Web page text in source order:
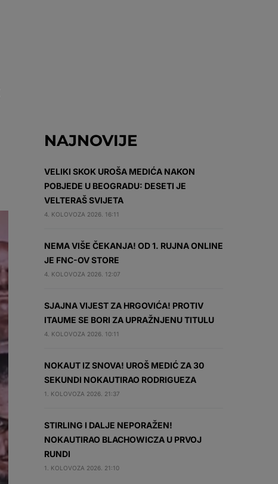
NAJNOVIJE
VELIKI SKOK UROŠA MEDIĆA NAKON
POBJEDE U BEOGRADU: DESETI JE
VELTERAŠ SVIJETA
4. KOLOVOZA 2026. 16:11
NEMA VIŠE ČEKANJA! OD 1. RUJNA ONLINE
JE FNC-OV STORE
4. KOLOVOZA 2026. 12:07
SJAJNA VIJEST ZA HRGOVIĆA! PROTIV
ITAUME SE BORI ZA UPRAŽNJENU TITULU
4. KOLOVOZA 2026. 10:11
NOKAUT IZ SNOVA! UROŠ MEDIĆ ZA 30
SEKUNDI NOKAUTIRAO RODRIGUEZA
1. KOLOVOZA 2026. 21:37
STIRLING I DALJE NEPORAŽEN!
NOKAUTIRAO BLACHOWICZA U PRVOJ
RUNDI
1. KOLOVOZA 2026. 21:10